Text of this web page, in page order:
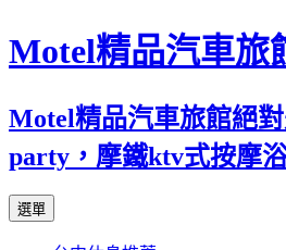
Motel精品汽車旅
Motel精品汽車旅館絕
party，摩鐵ktv式按摩
選單